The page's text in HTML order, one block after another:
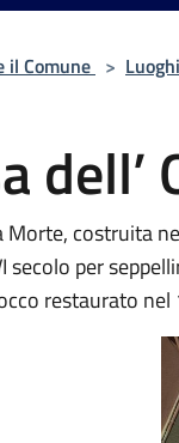
il Comune > Luoghi
Morte, costruita
secolo per
restaurato nel